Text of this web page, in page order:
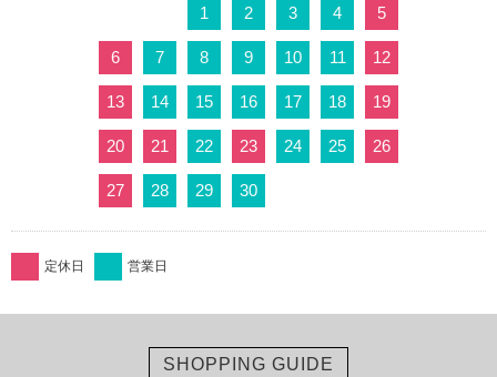
1
2 3 4 5
6 7 8 9 10 11 12
13 14 15 16 17 18 19
20 21 22 23 24 25 26
27 28 29 30
定休日 営業日
SHOPPING GUIDE